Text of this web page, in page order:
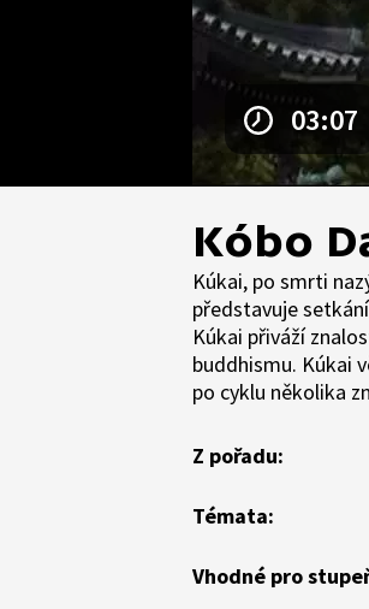
03:07
Kóbo
Kúkai, po smrti
představuje
Kúkai přiváží
buddhismu. Kúkai
po cyklu několika
Z pořadu:
Témata:
Vhodné pro